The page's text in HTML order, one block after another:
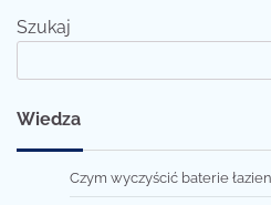
Szukaj
Wiedza
Czym wyczyścić baterie